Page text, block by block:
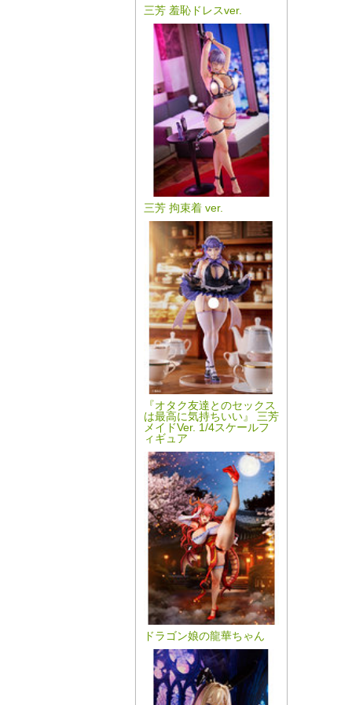
三芳 羞恥ドレスver.
三芳 拘束着 ver.
『オタク友達とのセックス
は最高に気持ちいい』 三芳
メイドVer. 1/4スケールフ
ィギュア
ドラゴン娘の龍華ちゃん